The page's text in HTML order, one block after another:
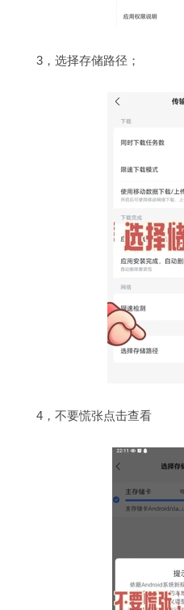
3，选择存储路径；
4，不要慌张点击查看